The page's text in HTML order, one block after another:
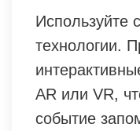
Используйте
технологии.
AR или VR,
событие